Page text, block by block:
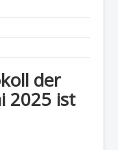
der
2025 ist